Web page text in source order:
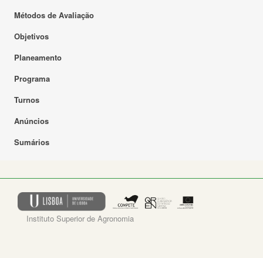
Métodos de Avaliação
Objetivos
Planeamento
Programa
Turnos
Anúncios
Sumários
Instituto Superior de Agronomia